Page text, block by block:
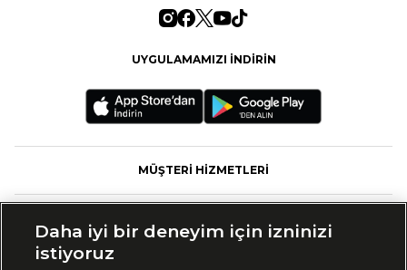
UYGULAMAMIZI İNDİRİN
MÜŞTERİ HİZMETLERİ
Daha iyi bir deneyim için izninizi
istiyoruz